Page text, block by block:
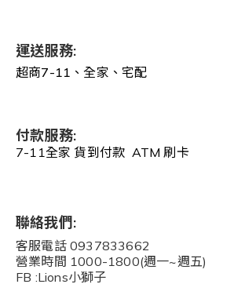
運送服務:
超商7-11、全家、宅配
付款服務:
7-11全家 貨到付款 ATM 刷卡
聯絡我們:
客服電話 0937833662
營業時間 1000-1800(週一~週五)
FB :Lions小獅子